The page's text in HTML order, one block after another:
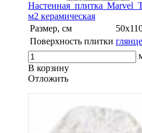
Настенная плитка Marvel
м2 керамическая
Размер, см
Поверхность плитки
В корзину
Oтложить